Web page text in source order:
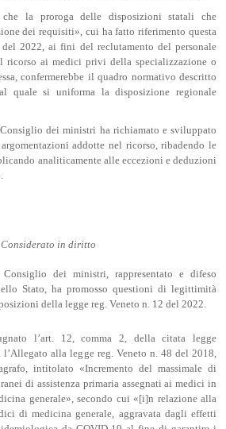
che la proroga delle disposizioni statali che
dei requisiti», cui ha fatto riferimento questa
2022, ai fini del reclutamento del personale
ricorso ai medici privi della specializzazione o
confermerebbe il quadro normativo descritto
quale si uniforma la disposizione regionale
dei ministri ha richiamato e sviluppato
addotte nel ricorso, ribadendo le
analiticamente alle eccezioni e deduzioni
Considerato in diritto
dei ministri, rappresentato e difeso
Stato, ha promosso questioni di legittimità
della legge reg. Veneto n. 12 del 2022.
l’art. 12, comma 2, della citata legge
alla legge reg. Veneto n. 48 del 2018,
intitolato «Incremento del massimale di
di assistenza primaria assegnati ai medici in
generale», secondo cui «[i]n relazione alla
di medicina generale, aggravata dagli effetti